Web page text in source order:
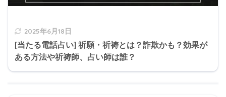
2025年6月18日
[当たる電話占い] 祈願・祈祷とは？詐欺かも？効果が
ある方法や祈祷師、占い師は誰？